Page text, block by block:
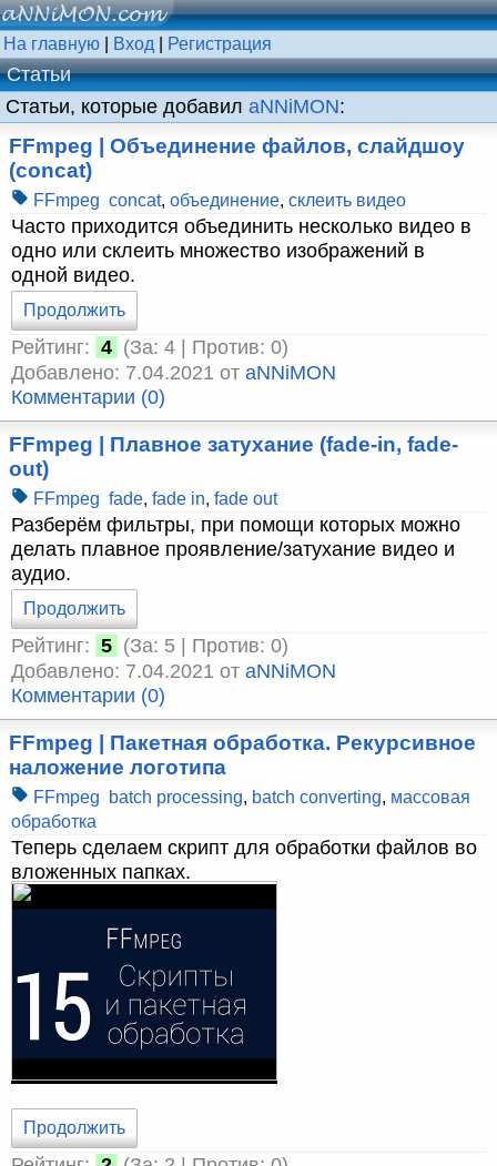
На главную Вход Регистрация
Статьи
Статьи, которые добавил aNNiMON:
FFmpeg | Объединение файлов, слайдшоу
(concat)
FFmpeg concat, объединение, склеить видео
Часто приходится объединить несколько видео в
одно или склеить множество изображений в
одной видео.
Продолжить
Рейтинг: 4 (За: 4 | Против: 0)
Добавлено: 7.04.2021 от aNNiMON
Комментарии (0)
FFmpeg | Плавное затухание (fade-in, fade-
out)
FFmpeg fade, fade in, fade out
Разберём фильтры, при помощи которых можно
делать плавное проявление/затухание видео и
аудио.
Продолжить
Рейтинг: 5 (За: 5 | Против: 0)
Добавлено: 7.04.2021 от aNNiMON
Комментарии (0)
FFmpeg | Пакетная обработка. Рекурсивное
наложение логотипа
FFmpeg batch processing, batch converting, массовая
обработка
Теперь сделаем скрипт для обработки файлов во
вложенных папках.
Продолжить